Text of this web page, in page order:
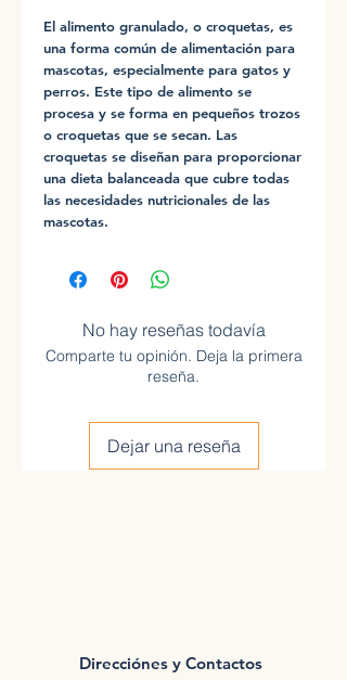
El alimento granulado, o croquetas, es
una forma común de alimentación para
mascotas, especialmente para gatos y
perros. Este tipo de alimento se
procesa y se forma en pequeños trozos
o croquetas que se secan. Las
croquetas se diseñan para proporcionar
una dieta balanceada que cubre todas
las necesidades nutricionales de las
mascotas.
No hay reseñas todavía
Comparte tu opinión. Deja la primera
reseña.
Dejar una reseña
Direcciónes y Contactos